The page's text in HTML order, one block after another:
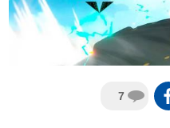
7